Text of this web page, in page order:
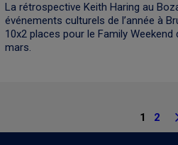
La rétrospective Keith Haring au
événements culturels de l’année à
10x2 places pour le Family
mars.
1 2